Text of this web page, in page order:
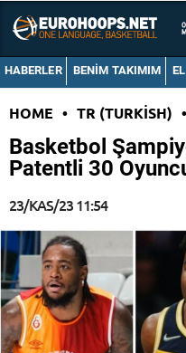
HABERLER BENIM TAKIMIM
HOME • TR (TURKISH) •
Basketbol
Patentli 30
23/KAS/23 11:54